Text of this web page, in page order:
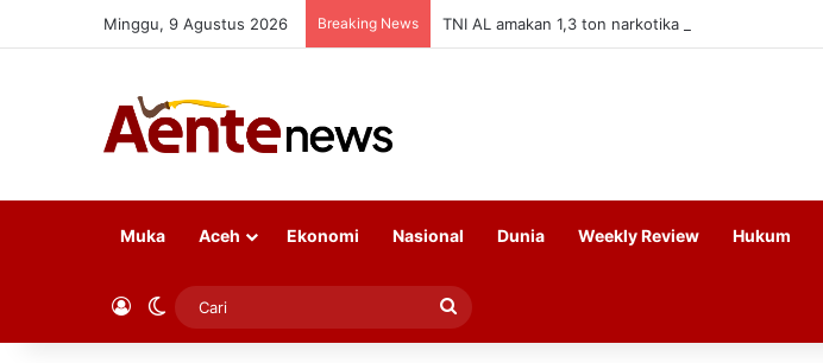
Minggu, 9 Agustus 2026 Breaking News TNI AL amakan 1,3 ton narkotika dari kapal asing
Muka Aceh Ekonomi Nasional Dunia Weekly Review Hukum
Log InSwitch skin Cari